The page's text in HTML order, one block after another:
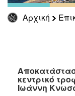
Αρχική
ΕΠΙΣΚΕΠΤΗΣ
ΗΡΑΚΛΕΙΟ
κεντρικό
Ιωάννη